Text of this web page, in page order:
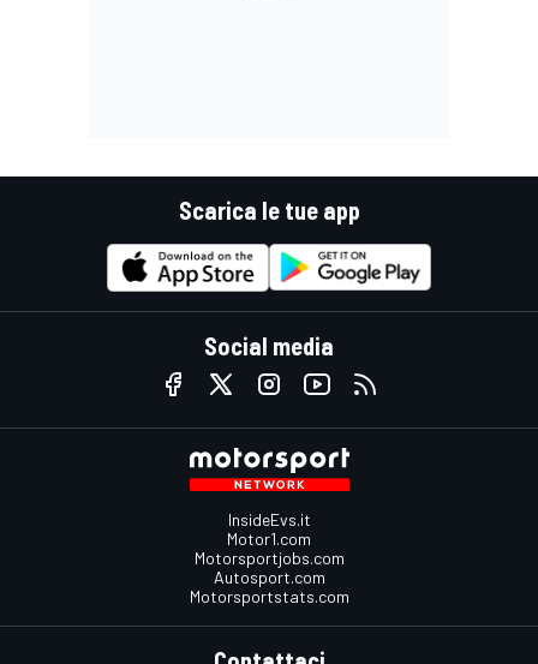
Scarica le tue app
Social media
InsideEvs.it
Motor1.com
Motorsportjobs.com
Autosport.com
Motorsportstats.com